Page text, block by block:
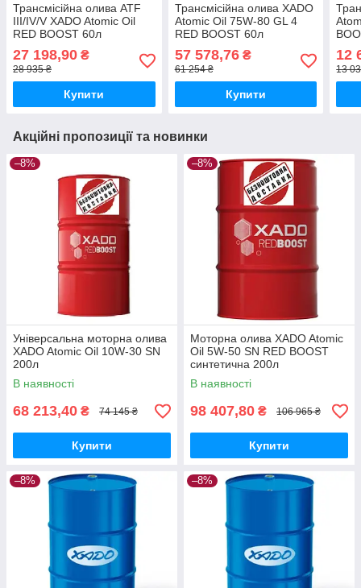
Трансмісійна олива ATF
III/IV/V XADO Atomic Oil
RED BOOST 60л
27 198,90 ₴
28 935 ₴
Купити
Трансмісійна олива XADO
Atomic Oil 75W-80 GL 4
RED BOOST 60л
57 578,76₴
61 254 ₴
Купити
12
13
Акційні пропозиції та новинки
–8%
Універсальна моторна олива
XADO Atomic Oil 10W-30 SN
200л
В наявності
68 213,40 ₴ 74 145 ₴
Купити
–8%
Моторна олива XADO Atomic
Oil 5W-50 SN RED BOOST
синтетична 200л
В наявності
98 407,80 ₴ 106 965 ₴
Купити
–8% –8%